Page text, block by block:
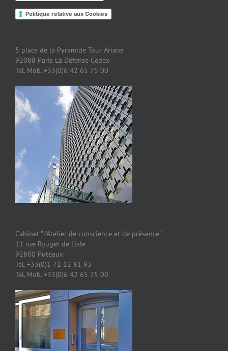
Politique relative aux Cookies
5 place de la Pyramide Tour Ariane
92088 Paris La Défense Cedex
Tel. Mob. +33(0)6 42 65 75 00
Cabinet "L'Atelier de conscience et de présence"
11 rue Rouget de Lisle
92800 Puteaux
Tel. +33(0)1 71 12 81 93
Tel. Mob. +33(0)6 42 65 75 00